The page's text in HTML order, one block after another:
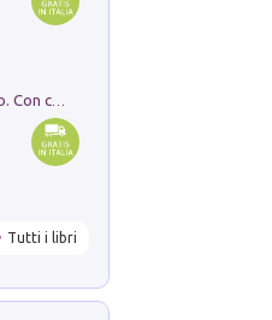
Tutti i libri